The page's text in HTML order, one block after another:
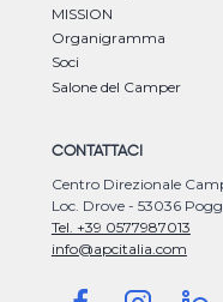
MISSION
Organigramma
Soci
Salone del Camper
CONTATTACI
Centro Direzionale
Loc. Drove - 53036
Tel. +39 0577987013
info@apcitalia.com